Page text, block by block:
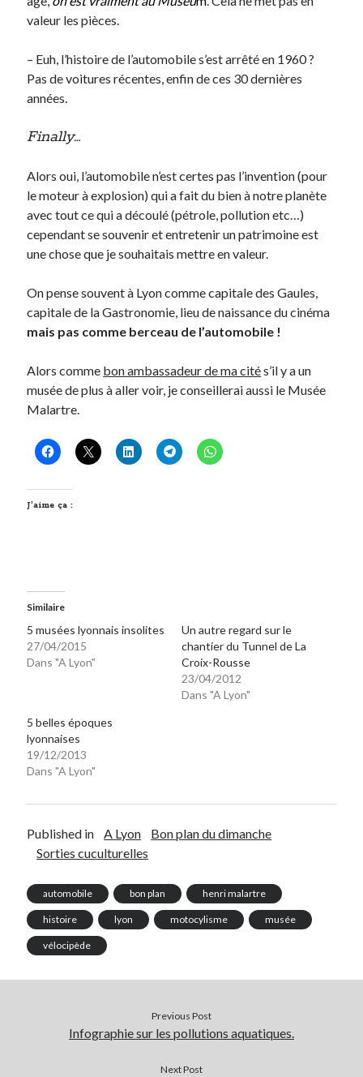
valeur les pièces.
– Euh, l’histoire de l’automobile s’est arrêté en 1960 ?
Pas de voitures récentes, enfin de ces 30 dernières
années.
Finally…
Alors oui, l’automobile n’est certes pas l’invention (pour
le moteur à explosion) qui a fait du bien à notre planète
avec tout ce qui a découlé (pétrole, pollution etc…)
cependant se souvenir et entretenir un patrimoine est
une chose que je souhaitais mettre en valeur.
On pense souvent à Lyon comme capitale des Gaules,
capitale de la Gastronomie, lieu de naissance du cinéma
mais pas comme berceau de l’automobile !
Alors comme bon ambassadeur de ma cités’il y a un
musée de plus à aller voir, je conseillerai aussi le Musée
Malartre.
J’aime ça :
Similaire
5 musées lyonnais insolites
27/04/2015
Dans "A Lyon"
Un autre regard sur le
chantier du Tunnel de La
Croix-Rousse
23/04/2012
Dans "A Lyon"
5 belles époques
lyonnaises
19/12/2013
Dans "A Lyon"
Published in A Lyon
Bon plan du dimanche
Sorties cuculturelles
automobile bon plan henri malartre
histoire lyon motocylisme musée
vélocipède
Previous Post
Infographie sur les pollutions aquatiques.
Next Post